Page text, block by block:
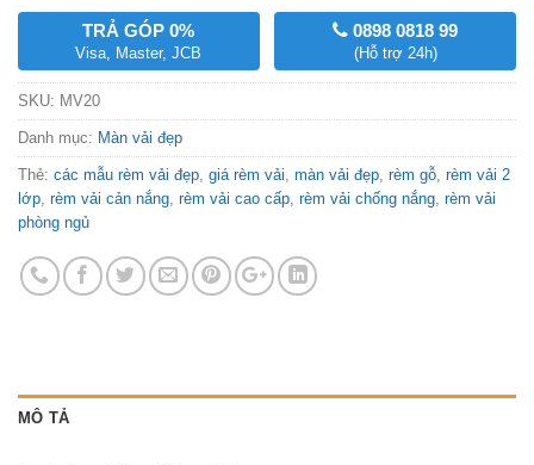
TRẢ GÓP 0%
Visa, Master, JCB
0898 0818 99
(Hỗ trợ 24h)
SKU: MV20
Danh mục: Màn vải đẹp
Thẻ: các mẫu rèm vải đẹp, giá rèm vải, màn vải đẹp, rèm gỗ, rèm vải 2
lớp, rèm vải cản nắng, rèm vải cao cấp, rèm vải chống nắng, rèm vải
phòng ngủ
MÔ TẢ